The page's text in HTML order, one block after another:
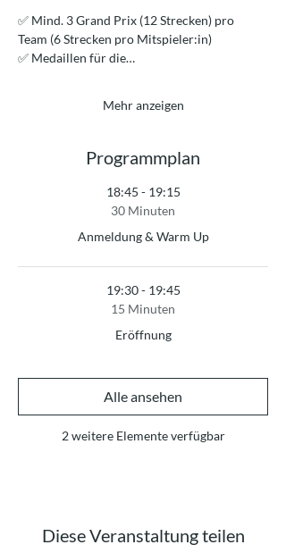
✅ Mind. 3 Grand Prix (12 Strecken) pro
Team (6 Strecken pro Mitspieler:in)
✅ Medaillen für die…
Mehr anzeigen
Programmplan
18:45 - 19:15
30 Minuten
Anmeldung & Warm Up
19:30 - 19:45
15 Minuten
Eröffnung
2 weitere Elemente verfügbar
Alle ansehen
Diese Veranstaltung teilen